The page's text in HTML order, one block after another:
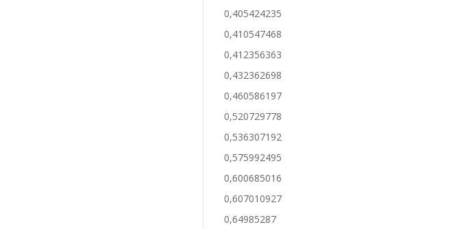
0,405424235
0,410547468
0,412356363
0,432362698
0,460586197
0,520729778
0,536307192
0,575992495
0,600685016
0,607010927
0,64985287